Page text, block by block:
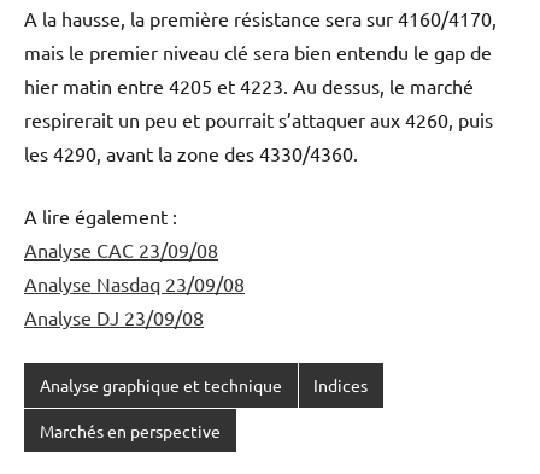
A la hausse, la première résistance sera sur 4160/4170,
mais le premier niveau clé sera bien entendu le gap de
hier matin entre 4205 et 4223. Au dessus, le marché
respirerait un peu et pourrait s’attaquer aux 4260, puis
les 4290, avant la zone des 4330/4360.
A lire également :
Analyse CAC 23/09/08
Analyse Nasdaq 23/09/08
Analyse DJ 23/09/08
Analyse graphique et technique Indices
Marchés en perspective